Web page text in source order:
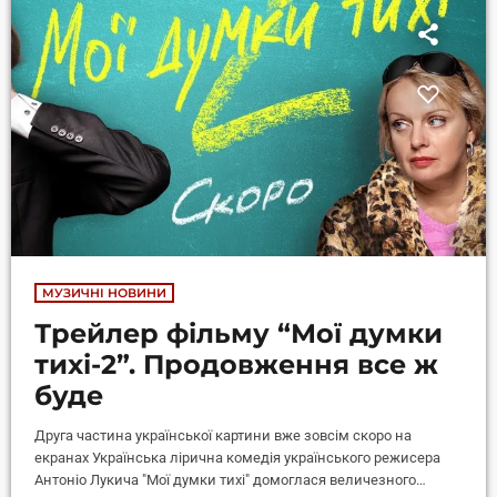
МУЗИЧНІ НОВИНИ
Трейлер фільму “Мої думки
тихі-2”. Продовження все ж
буде
Друга частина української картини вже зовсім скоро на
екранах Українська лірична комедія українського режисера
Антоніо Лукича "Мої думки тихі" домоглася величезного